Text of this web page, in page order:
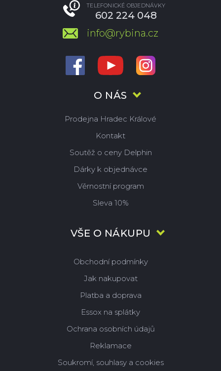
O NÁS
Prodejna Hradec Králové
Kontakt
Soutěž o ceny Delphin
Dárky k objednávce
Věrnostní program
Sleva 10%
VŠE O NÁKUPU
Obchodní podmínky
Jak nakupovat
Platba a doprava
Essox na splátky
Ochrana osobních údajů
Reklamace
Soukromí, souhlasy a cookies
TELEFONICKÉ OBJEDNÁVKY
602 224 048
info@rybina.cz